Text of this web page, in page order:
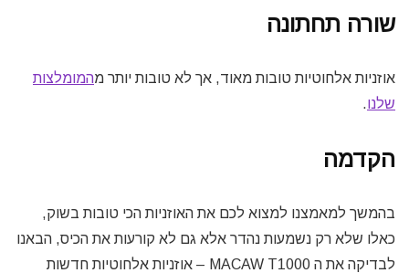
שורה תחתונה
אוזניות אלחוטיות טובות מאוד, אך לא טובות יותר מהמומלצות
שלנו.
הקדמה
בהמשך למאמצנו למצוא לכם את האוזניות הכי טובות בשוק,
כאלו שלא רק נשמעות נהדר אלא גם לא קורעות את הכיס, הבאנו
לבדיקה את ה MACAW T1000 – אוזניות אלחוטיות חדשות